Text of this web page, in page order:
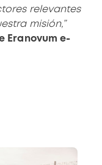
relevantes
misión,”
Eranovum e-